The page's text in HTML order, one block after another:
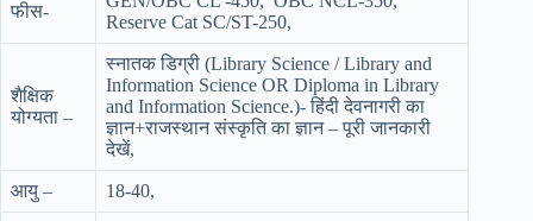
फीस-
Reserve Cat SC/ST-250,
शैक्षिक
योग्यता –
स्नातक डिग्री (Library Science / Library and
Information Science OR Diploma in Library
and Information Science.)- हिंदी देवनागरी का
ज्ञान+राजस्थान संस्कृति का ज्ञान – पूरी जानकारी
देखें,
आयु – 18-40,